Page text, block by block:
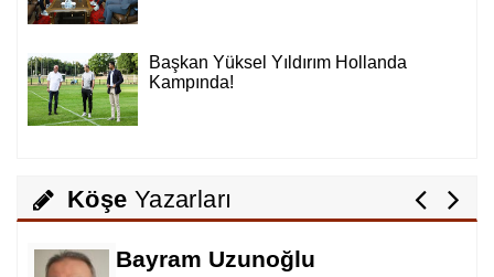
Başkan Yüksel Yıldırım Hollanda
Kampında!
Köşe Yazarları
Hüseyin KURT
Atatürk'ün Adıyla, Üniter Devletin
Temelleriyle Oynanamaz
Bayram Uzunoğlu